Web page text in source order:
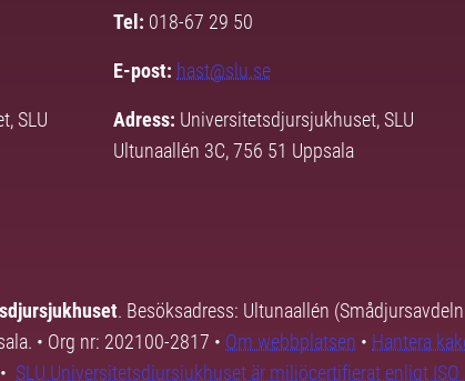
SLU
Tel: 018-67 29 50
E-post: hast@slu.se
Adress: Universitetsdjursjukhuset, SLU
Ultunaallén 3C, 756 51 Uppsala
. Besöksadress: Ultunaallén
• Org nr: 202100-2817 • Om webbplatsen • Hantera
• SLU Universitetsdjursjukhuset är miljöcertifierat enligt ISO